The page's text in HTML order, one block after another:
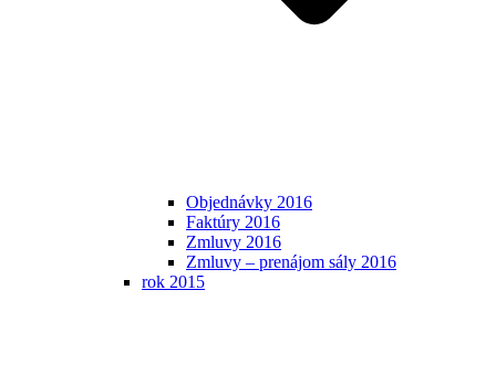
Objednávky 2016
Faktúry 2016
Zmluvy 2016
Zmluvy – prenájom sály 2016
rok 2015